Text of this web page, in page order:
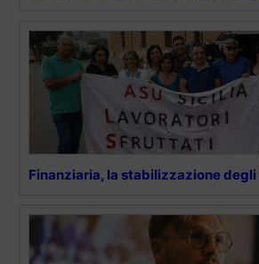
Finanziaria, la stabilizzazione degli